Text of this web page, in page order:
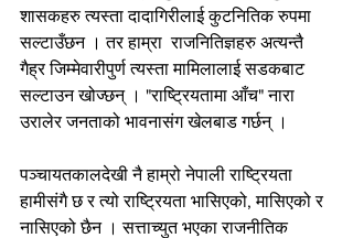
शासकहरु त्यस्ता दादागिरीलाई कुटनितिक रुपमा
सल्टाउँछन । तर हाम्रा  राजनितिज्ञहरु अत्यन्तै
गैह्र जिम्मेवारीपुर्ण त्यस्ता मामिलालाई सडकबाट
सल्टाउन खोज्छन् । "राष्ट्रियतामा आँच" नारा
उरालेर जनताको भावनासंग खेलबाड गर्छन् ।
पञ्चायतकालदेखी नै हाम्रो नेपाली राष्ट्रियता
हामीसंगै छ र त्यो राष्ट्रियता भासिएको, मासिएको र
नासिएको छैन । सत्ताच्युत भएका राजनीतिक